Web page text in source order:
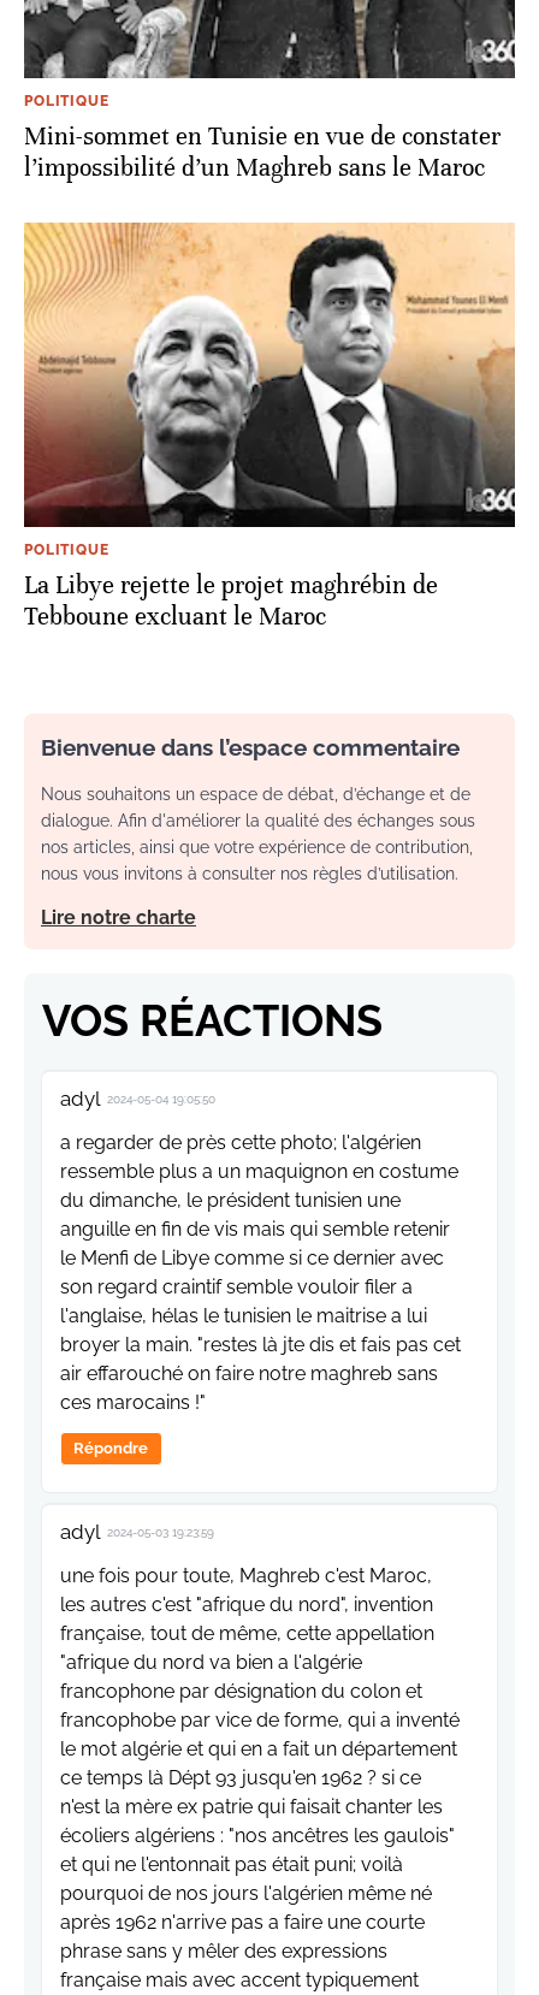
POLITIQUE
Mini-sommet en Tunisie en vue de constater
l’impossibilité d’un Maghreb sans le Maroc
POLITIQUE
La Libye rejette le projet maghrébin de
Tebboune excluant le Maroc
Bienvenue dans l’espace commentaire
Nous souhaitons un espace de débat, d’échange et de
dialogue. Afin d'améliorer la qualité des échanges sous
nos articles, ainsi que votre expérience de contribution,
nous vous invitons à consulter nos règles d’utilisation.
Lire notre charte
VOS RÉACTIONS
adyl 2024-05-04 19:05:50
a regarder de près cette photo; l'algérien
ressemble plus a un maquignon en costume
du dimanche, le président tunisien une
anguille en fin de vis mais qui semble retenir
le Menfi de Libye comme si ce dernier avec
son regard craintif semble vouloir filer a
l'anglaise, hélas le tunisien le maitrise a lui
broyer la main. "restes là jte dis et fais pas cet
air effarouché on faire notre maghreb sans
ces marocains !"
Répondre
adyl 2024-05-03 19:23:59
une fois pour toute, Maghreb c'est Maroc,
les autres c'est "afrique du nord", invention
française, tout de même, cette appellation
"afrique du nord va bien a l'algérie
francophone par désignation du colon et
francophobe par vice de forme, qui a inventé
le mot algérie et qui en a fait un département
ce temps là Dépt 93 jusqu'en 1962 ? si ce
n'est la mère ex patrie qui faisait chanter les
écoliers algériens : "nos ancêtres les gaulois"
et qui ne l'entonnait pas était puni; voilà
pourquoi de nos jours l'algérien même né
après 1962 n'arrive pas a faire une courte
phrase sans y mêler des expressions
française mais avec accent typiquement